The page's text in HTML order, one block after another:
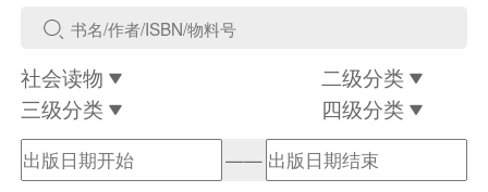
社会读物
二级分类
三级分类
四级分类
——